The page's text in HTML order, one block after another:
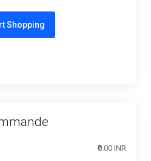
Shopping
₹0.00 INR